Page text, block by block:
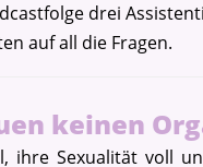
drei
auf all die Fragen.
keinen
ihre Sexualität voll